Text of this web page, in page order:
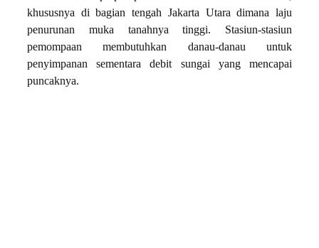
khususnya di bagian tengah Jakarta Utara dimana laju
penurunan muka tanahnya tinggi. Stasiun-stasiun
pemompaan membutuhkan danau-danau untuk
penyimpanan sementara debit sungai yang mencapai
puncaknya.